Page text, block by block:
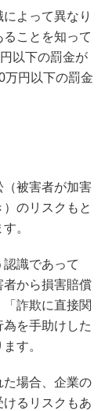
よって異なり
ことを知って
以下の罰金が
万円以下の罰金
（被害者が加害
のリスクもと
。
識であって
者から損害賠償
詐欺に直接関
を手助けした
す。
た場合、企業の
るリスクもあ